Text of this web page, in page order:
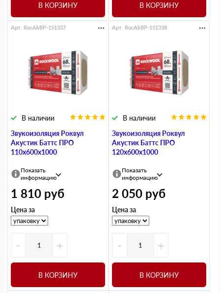
В КОРЗИНУ В КОРЗИНУ
Звукоизоляция Роквул
Акустик Баттс ПРО
110х600х1000
В наличии
Арт. RocAkBP-151337
Показать
информацию
1 810 руб
Цена за
- +
В КОРЗИНУ
Звукоизоляция Роквул
Акустик Баттс ПРО
120х600х1000
В наличии
Арт. RocAkBP-151338
Показать
информацию
2 050 руб
Цена за
- +
В КОРЗИНУ